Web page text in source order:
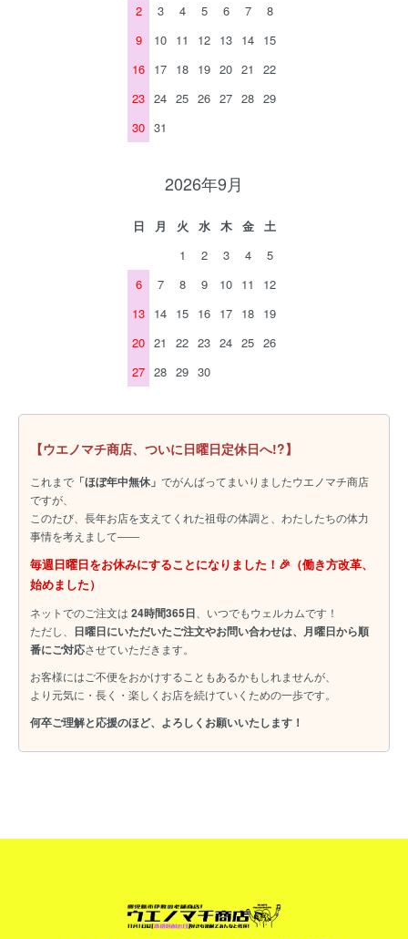
2
3 4 5 6 7
8
9
10 11 12 13 14 15
16 17 18 19 20 21
22
23 24 25 26 27 28 29
30 31
2026年9月
日 月 火 水 木 金
土
1
2 3 4
5
6
7 8 9 10 11
12
13 14 15 16 17 18 19
20 21 22 23 24 25 26
27 28 29 30
【ウエノマチ商店、ついに日曜日定休日へ!?】
これまで 「ほぼ年中無休」 でがんばってまいりましたウエノマチ商店
ですが、
このたび、長年お店を支えてくれた祖母の体調と、わたしたちの体力
事情を考えまして――
毎週日曜日をお休みにすることになりました！🎉（働き方改革、
始めました）
ネットでのご注文は 24時間365日、いつでもウェルカムです！
ただし、
日曜日にいただいたご注文やお問い合わせは、月曜日から順
番にご対応させていただきます。
お客様にはご不便をおかけすることもあるかもしれませんが、
より元気に・長く・楽しくお店を続けていくための一歩です。
何卒ご理解と応援のほど、よろしくお願いいたします！